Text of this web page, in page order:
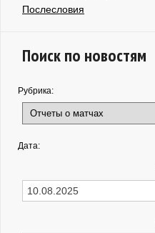
Послесловия
Поиск по новостям
Рубрика:
Дата: